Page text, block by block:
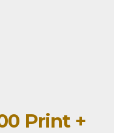
Print +